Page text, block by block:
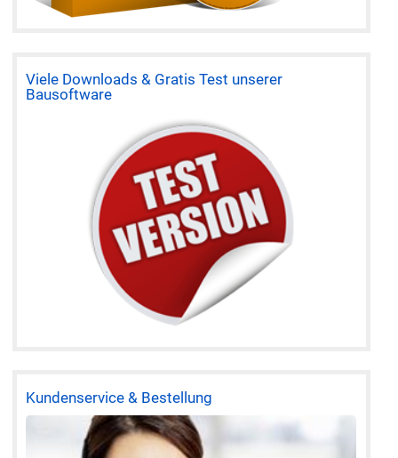
Viele Downloads & Gratis Test unserer
Bausoftware
Kundenservice & Bestellung